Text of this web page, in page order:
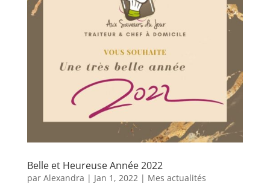
Belle et Heureuse Année 2022
par Alexandra | Jan 1, 2022 | Mes actualités